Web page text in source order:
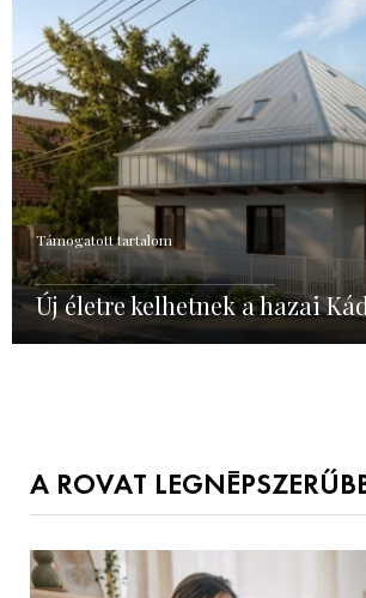
Támogatott tartalom
Új életre kelhetnek a hazai
A ROVAT